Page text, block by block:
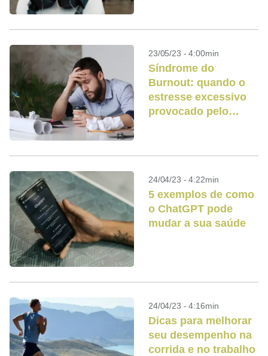
treino
23/05/23 - 4:00min
Síndrome do
Burnout: quando o
estresse excessivo
provocado pelo
24/04/23 - 4:22min
5 exemplos de como
o ChatGPT pode
mudar a sua saúde
24/04/23 - 4:16min
Dicas para melhorar
seu desempenho na
corrida e no trabalho